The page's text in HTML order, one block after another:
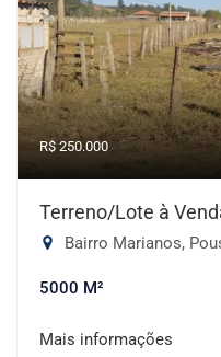
R$ 250.000
Terreno/Lote à
Bairro Marianos,
5000 M²
Mais informações